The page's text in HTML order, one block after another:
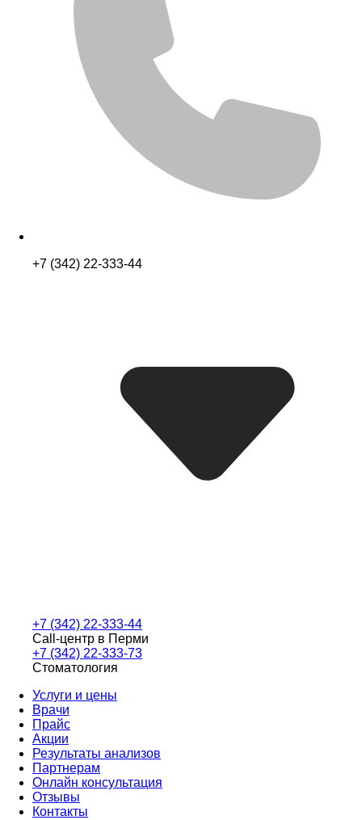
+7 (342) 22-333-44
+7 (342) 22-333-44
Call-центр в Перми
+7 (342) 22-333-73
Стоматология
Услуги и цены
Врачи
Прайс
Акции
Результаты анализов
Партнерам
Онлайн консультация
Отзывы
Контакты